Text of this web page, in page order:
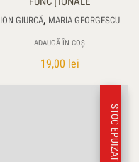
ION GIURCĂ, MARIA GEORGESCU
ADAUGĂ ÎN COȘ
19,00 lei
STOC EPUIZAT